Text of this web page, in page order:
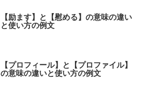
【励ます】と【慰める】の意味の違い
と使い方の例文
【プロフィール】と【プロファイル】
の意味の違いと使い方の例文